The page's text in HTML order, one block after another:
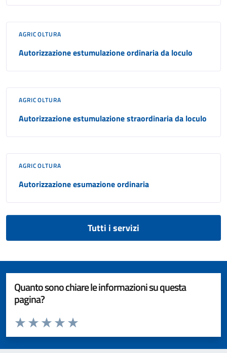
AGRICOLTURA
Autorizzazione estumulazione ordinaria da loculo
AGRICOLTURA
Autorizzazione estumulazione straordinaria da loculo
AGRICOLTURA
Autorizzazione esumazione ordinaria
Tutti i servizi
Quanto sono chiare le informazioni su questa
pagina?
Valuta da 1 a 5 stelle la pagina
Valuta 5 stelle su 5
Valuta 4 stelle su 5
Valuta 3 stelle su 5
Valuta 2 stelle su 5
Valuta 1 stelle su 5